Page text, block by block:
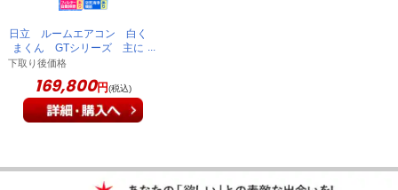
す。
すぐ涼しくなるので快適
日立 ルームエアコン 白く
まくん GTシリーズ 主に
14畳 スターホワイト
RAS-GT4026D(W)
下取り後価格
169,800円(税込)